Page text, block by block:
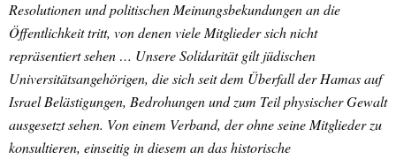
Resolutionen und politischen Meinungsbekundungen an die
Öffentlichkeit tritt, von denen viele Mitglieder sich nicht
repräsentiert sehen … Unsere Solidarität gilt jüdischen
Universitätsangehörigen, die sich seit dem Überfall der Hamas auf
Israel Belästigungen, Bedrohungen und zum Teil physischer Gewalt
ausgesetzt sehen. Von einem Verband, der ohne seine Mitglieder zu
konsultieren, einseitig in diesem an das historische